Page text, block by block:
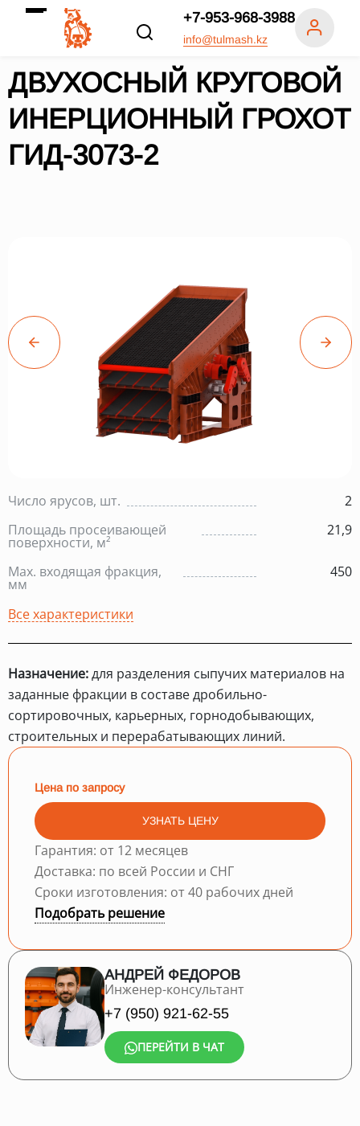
+7-953-968-3988
info@tulmash.kz
ДВУХОСНЫЙ КРУГОВОЙ
ИНЕРЦИОННЫЙ ГРОХОТ
ГИД-3073-2
Число ярусов, шт.
2
Площадь просеивающей
поверхности, м²
21,9
Max. входящая фракция,
мм
450
Все характеристики
Назначение:для разделения сыпучих материалов на
заданные фракции в составе дробильно-
сортировочных, карьерных, горнодобывающих,
строительных и перерабатывающих линий.
Цена по запросу
УЗНАТЬ ЦЕНУ
Гарантия: от 12 месяцев
Доставка: по всей России и СНГ
Сроки изготовления: от 40 рабочих дней
Подобрать решение
АНДРЕЙ ФЕДОРОВ
Инженер-консультант
+7 (950) 921-62-55
ПЕРЕЙТИ В ЧАТ